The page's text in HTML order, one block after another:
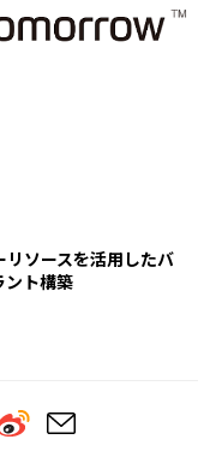
ソースを活用したバ
ント構築